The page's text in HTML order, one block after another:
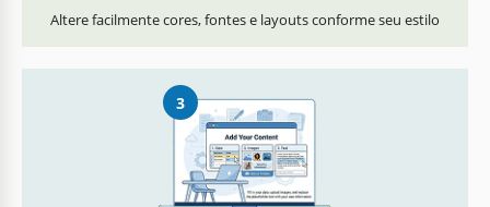
Altere facilmente cores, fontes e layouts conforme seu estilo
3